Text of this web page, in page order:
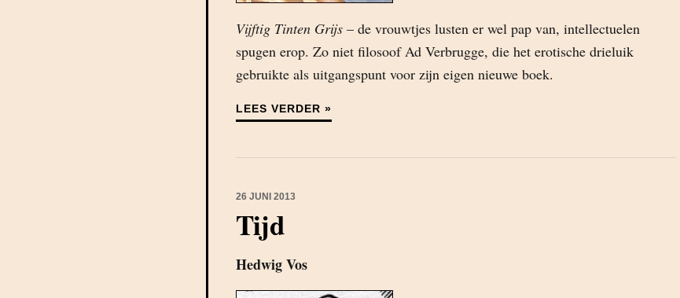
Vijftig Tinten Grijs – de vrouwtjes lusten er wel pap van, intellectuelen
spugen erop. Zo niet filosoof Ad Verbrugge, die het erotische drieluik
gebruikte als uitgangspunt voor zijn eigen nieuwe boek.
LEES VERDER »
26 JUNI 2013
Tijd
Hedwig Vos